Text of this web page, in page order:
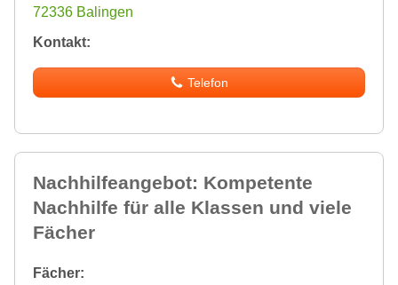
72336 Balingen
Kontakt:
Telefon
Nachhilfeangebot: Kompetente
Nachhilfe für alle Klassen und viele
Fächer
Fächer: